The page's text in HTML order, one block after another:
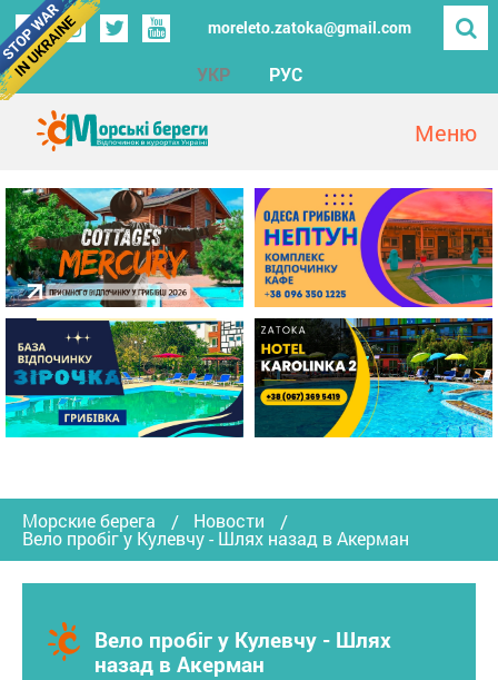
moreleto.zatoka@gmail.com
УКР РУС
Морские берега Новости
Вело пробіг у Кулевчу - Шлях назад в Акерман
Вело пробіг у Кулевчу - Шлях
назад в Акерман